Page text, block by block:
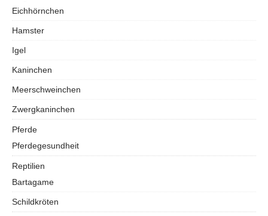
Eichhörnchen
Hamster
Igel
Kaninchen
Meerschweinchen
Zwergkaninchen
Pferde
Pferdegesundheit
Reptilien
Bartagame
Schildkröten